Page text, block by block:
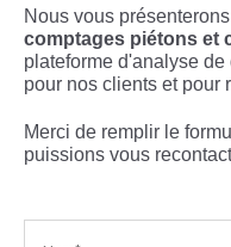
Nous vous présenterons
comptages piétons et
plateforme d'analyse
pour nos clients et pour
Merci de remplir le
puissions vous